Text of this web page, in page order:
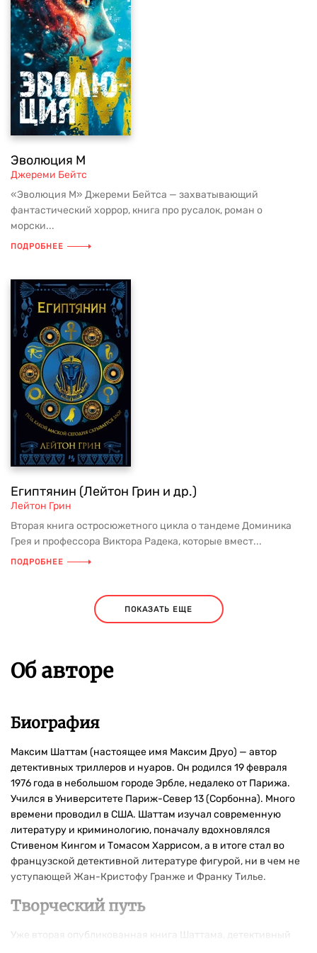
Эволюция M
Джереми Бейтс
«Эволюция М» Джереми Бейтса — захватывающий
фантастический хоррор, книга про русалок, роман о
морски...
ПОДРОБНЕЕ
Египтянин (Лейтон Грин и др.)
Лейтон Грин
Вторая книга остросюжетного цикла о тандеме Доминика
Грея и профессора Виктора Радека, которые вмест...
ПОДРОБНЕЕ
ПОКАЗАТЬ ЕЩЕ
Об авторе
Биография
Максим Шаттам (настоящее имя Максим Друо) — автор
детективных триллеров и нуаров. Он родился 19 февраля
1976 года в небольшом городе Эрбле, недалеко от Парижа.
Учился в Университете Париж-Север 13 (Сорбонна). Много
времени проводил в США. Шаттам изучал современную
литературу и криминологию, поначалу вдохновлялся
Стивеном Кингом и Томасом Харрисом, а в итоге стал во
французской детективной литературе фигурой, ни в чем не
уступающей Жан-Кристофу Гранже и Франку Тилье.
Творческий путь
Уже вторая опубликованная книга Шаттама, детективный